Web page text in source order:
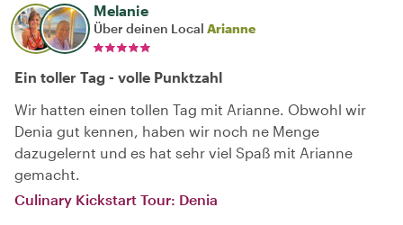
Melanie
Über deinen Local Arianne
Ein toller Tag - volle Punktzahl
Wir hatten einen tollen Tag mit Arianne. Obwohl wir
Denia gut kennen, haben wir noch ne Menge
dazugelernt und es hat sehr viel Spaß mit Arianne
gemacht.
Culinary Kickstart Tour: Denia